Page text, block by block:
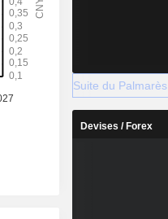
Suite du Palmarès
Devises / Forex